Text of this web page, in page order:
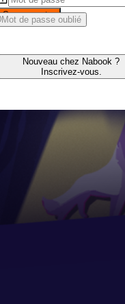
Se connecter
Mot de passe oublié
Nouveau chez Nabook ?
Inscrivez-vous.